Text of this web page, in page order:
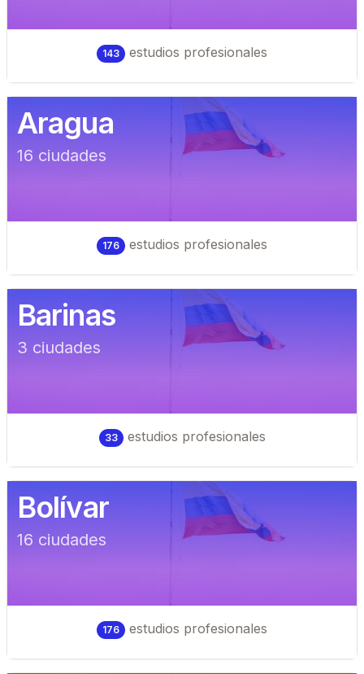
143 estudios profesionales
Aragua
16 ciudades
176 estudios profesionales
Barinas
3 ciudades
33 estudios profesionales
Bolívar
16 ciudades
176 estudios profesionales